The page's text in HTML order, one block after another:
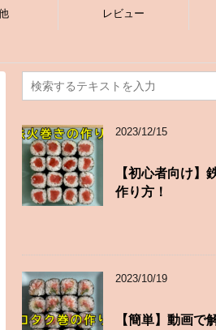
レビュー
2023/12/15
【初心者向け】
作り方！
2023/10/19
【簡単】動画で